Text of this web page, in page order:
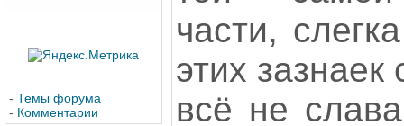
- Темы форума
- Комментарии
части,
этих
всё не